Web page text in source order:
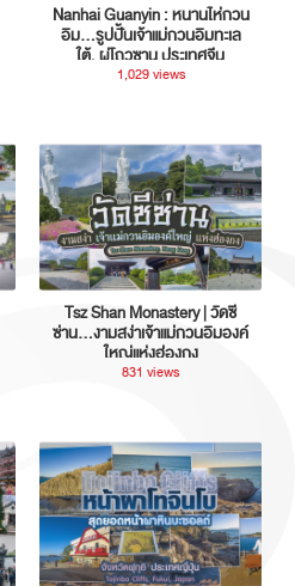
Nanhai Guanyin : หนานไห่กวน
อิม...รูปปั้นเจ้าแม่กวนอิมทะเล
ใต้, ผู่โถวซาน ประเทศจีน
1,029 views
Tsz Shan Monastery | วัดซี
ซ่าน…งามสง่าเจ้าแม่กวนอิมองค์
ใหญ่แห่งฮ่องกง
831 views